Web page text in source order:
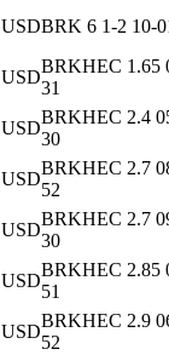
USDBRK 6 1-2 10-
USD
BRKHEC 1.65
31
USD
BRKHEC 2.4
30
USD
BRKHEC 2.7
52
USD
BRKHEC 2.7
30
USD
BRKHEC 2.85
51
USD
BRKHEC 2.9
52